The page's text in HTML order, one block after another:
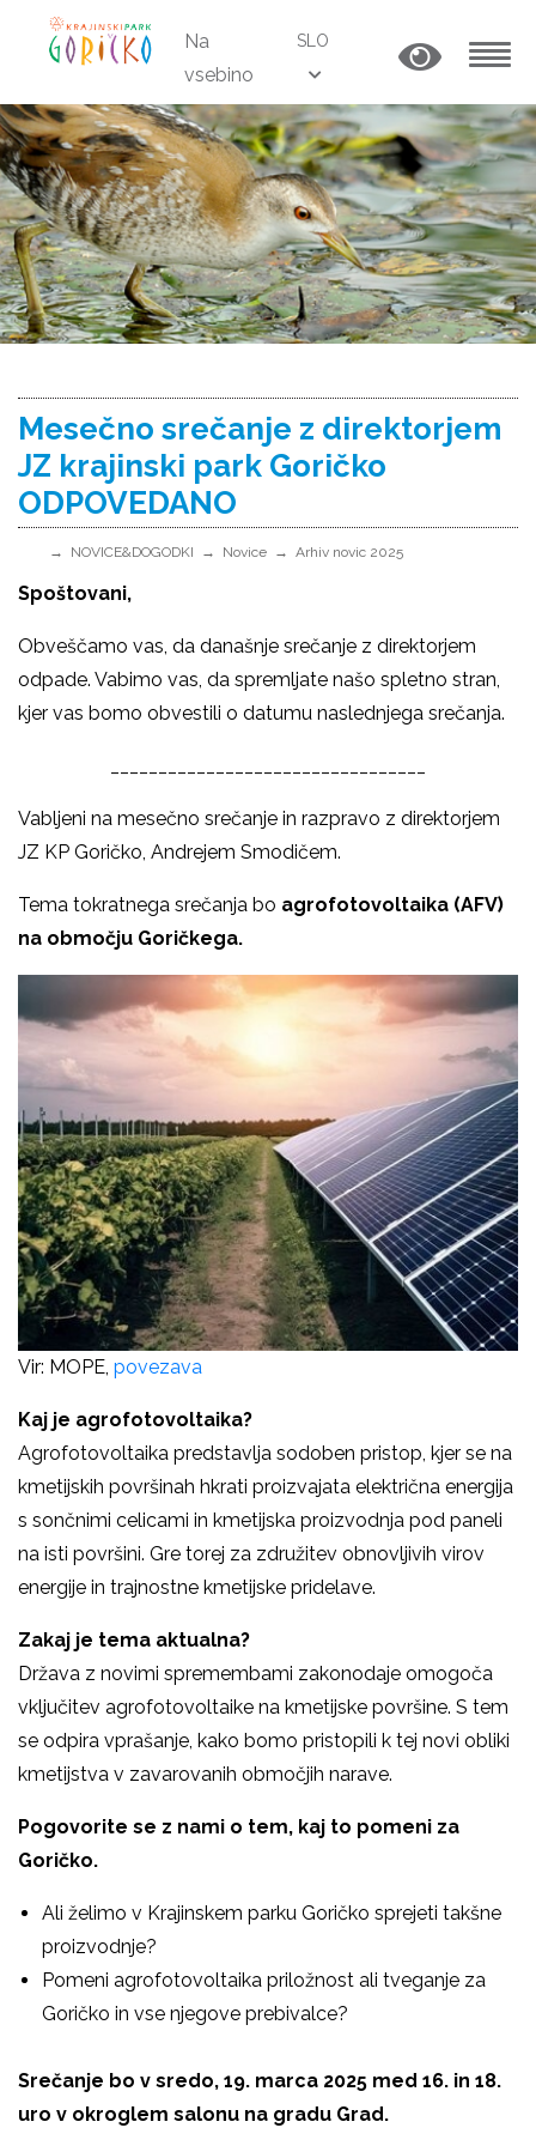
Na
vsebino
SLO
Mesečno srečanje z direktorjem
JZ krajinski park Goričko
ODPOVEDANO
NOVICE&DOGODKI Novice Arhiv novic 2025
Spoštovani,
Obveščamo vas, da današnje srečanje z direktorjem
odpade. Vabimo vas, da spremljate našo spletno stran,
kjer vas bomo obvestili o datumu naslednjega srečanja.
Vabljeni na mesečno srečanje in razpravo z direktorjem
JZ KP Goričko, Andrejem Smodičem.
Tema tokratnega srečanja bo agrofotovoltaika (AFV)
na območju Goričkega.
Vir: MOPE, povezava
Kaj je agrofotovoltaika?
Agrofotovoltaika predstavlja sodoben pristop, kjer se na
kmetijskih površinah hkrati proizvajata električna energija
s sončnimi celicami in kmetijska proizvodnja pod paneli
na isti površini. Gre torej za združitev obnovljivih virov
energije in trajnostne kmetijske pridelave.
Zakaj je tema aktualna?
Država z novimi spremembami zakonodaje omogoča
vključitev agrofotovoltaike na kmetijske površine. S tem
se odpira vprašanje, kako bomo pristopili k tej novi obliki
kmetijstva v zavarovanih območjih narave.
Pogovorite se z nami o tem, kaj to pomeni za
Goričko.
Ali želimo v Krajinskem parku Goričko sprejeti takšne
proizvodnje?
Pomeni agrofotovoltaika priložnost ali tveganje za
Goričko in vse njegove prebivalce?
Srečanje bo v sredo, 19. marca 2025 med 16. in 18.
uro v okroglem salonu na gradu Grad.